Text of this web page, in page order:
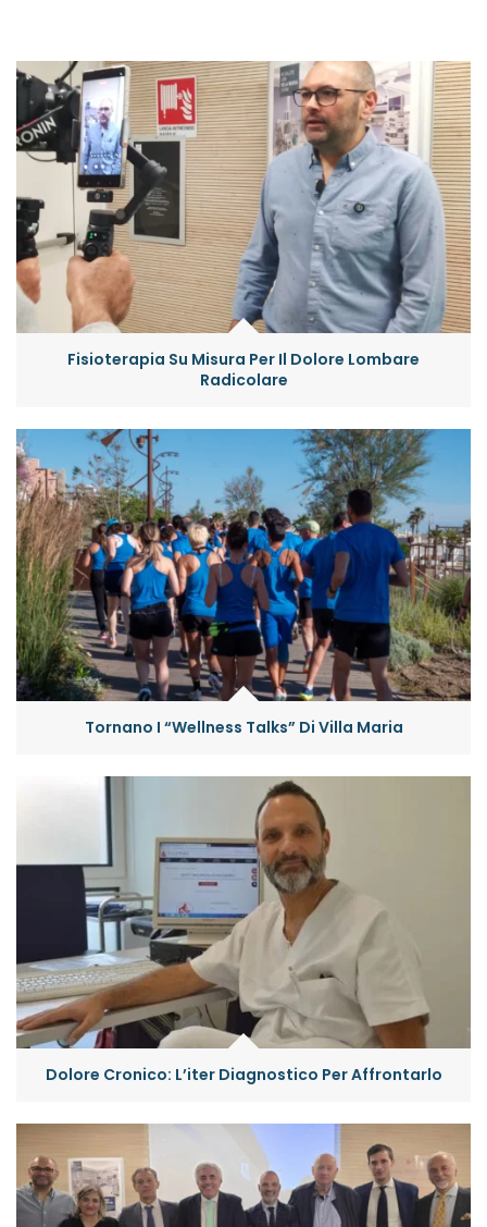
Fisioterapia Su Misura Per Il Dolore Lombare
Radicolare
Tornano I “Wellness Talks” Di Villa Maria
Dolore Cronico: L’iter Diagnostico Per Affrontarlo